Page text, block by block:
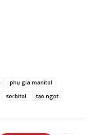
phụ gia manitol
sorbitol tạo ngọt